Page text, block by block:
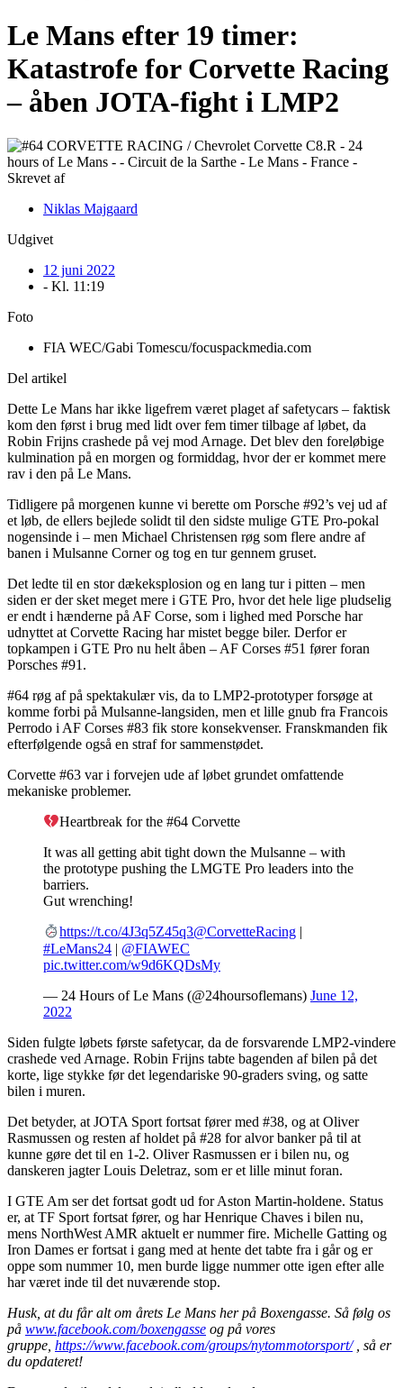
Le Mans efter 19 timer:
Katastrofe for Corvette Racing
– åben JOTA-fight i LMP2
Skrevet af
Niklas Majgaard
Udgivet
12 juni 2022
- Kl. 11:19
Foto
FIA WEC/Gabi Tomescu/focuspackmedia.com
Del artikel
Dette Le Mans har ikke ligefrem været plaget af safetycars – faktisk
kom den først i brug med lidt over fem timer tilbage af løbet, da
Robin Frijns crashede på vej mod Arnage. Det blev den foreløbige
kulmination på en morgen og formiddag, hvor der er kommet mere
rav i den på Le Mans.
Tidligere på morgenen kunne vi berette om Porsche #92’s vej ud af
et løb, de ellers bejlede solidt til den sidste mulige GTE Pro-pokal
nogensinde i – men Michael Christensen røg som flere andre af
banen i Mulsanne Corner og tog en tur gennem gruset.
Det ledte til en stor dækeksplosion og en lang tur i pitten – men
siden er der sket meget mere i GTE Pro, hvor det hele lige pludselig
er endt i hænderne på AF Corse, som i lighed med Porsche har
udnyttet at Corvette Racing har mistet begge biler. Derfor er
topkampen i GTE Pro nu helt åben – AF Corses #51 fører foran
Porsches #91.
#64 røg af på spektakulær vis, da to LMP2-prototyper forsøge at
komme forbi på Mulsanne-langsiden, men et lille gnub fra Francois
Perrodo i AF Corses #83 fik store konsekvenser. Franskmanden fik
efterfølgende også en straf for sammenstødet.
Corvette #63 var i forvejen ude af løbet grundet omfattende
mekaniske problemer.
Heartbreak for the #64 Corvette
It was all getting abit tight down the Mulsanne – with
the prototype pushing the LMGTE Pro leaders into the
barriers.
Gut wrenching!
https://t.co/4J3q5Z45q3@CorvetteRacing
#LeMans24 | @FIAWEC
pic.twitter.com/w9d6KQDsMy
— 24 Hours of Le Mans (@24hoursoflemans) June 12,
2022
Siden fulgte løbets første safetycar, da de forsvarende LMP2-vindere
crashede ved Arnage. Robin Frijns tabte bagenden af bilen på det
korte, lige stykke før det legendariske 90-graders sving, og satte
bilen i muren.
Det betyder, at JOTA Sport fortsat fører med #38, og at Oliver
Rasmussen og resten af holdet på #28 for alvor banker på til at
kunne gøre det til en 1-2. Oliver Rasmussen er i bilen nu, og
danskeren jagter Louis Deletraz, som er et lille minut foran.
I GTE Am ser det fortsat godt ud for Aston Martin-holdene. Status
er, at TF Sport fortsat fører, og har Henrique Chaves i bilen nu,
mens NorthWest AMR aktuelt er nummer fire. Michelle Gatting og
Iron Dames er fortsat i gang med at hente det tabte fra i går og er
oppe som nummer 10, men burde ligge nummer otte igen efter alle
har været inde til det nuværende stop.
Husk, at du får alt om årets Le Mans her på Boxengasse. Så følg os
på www.facebook.com/boxengasse og på vores
gruppe, https://www.facebook.com/groups/nytommotorsport/, så er
du opdateret!